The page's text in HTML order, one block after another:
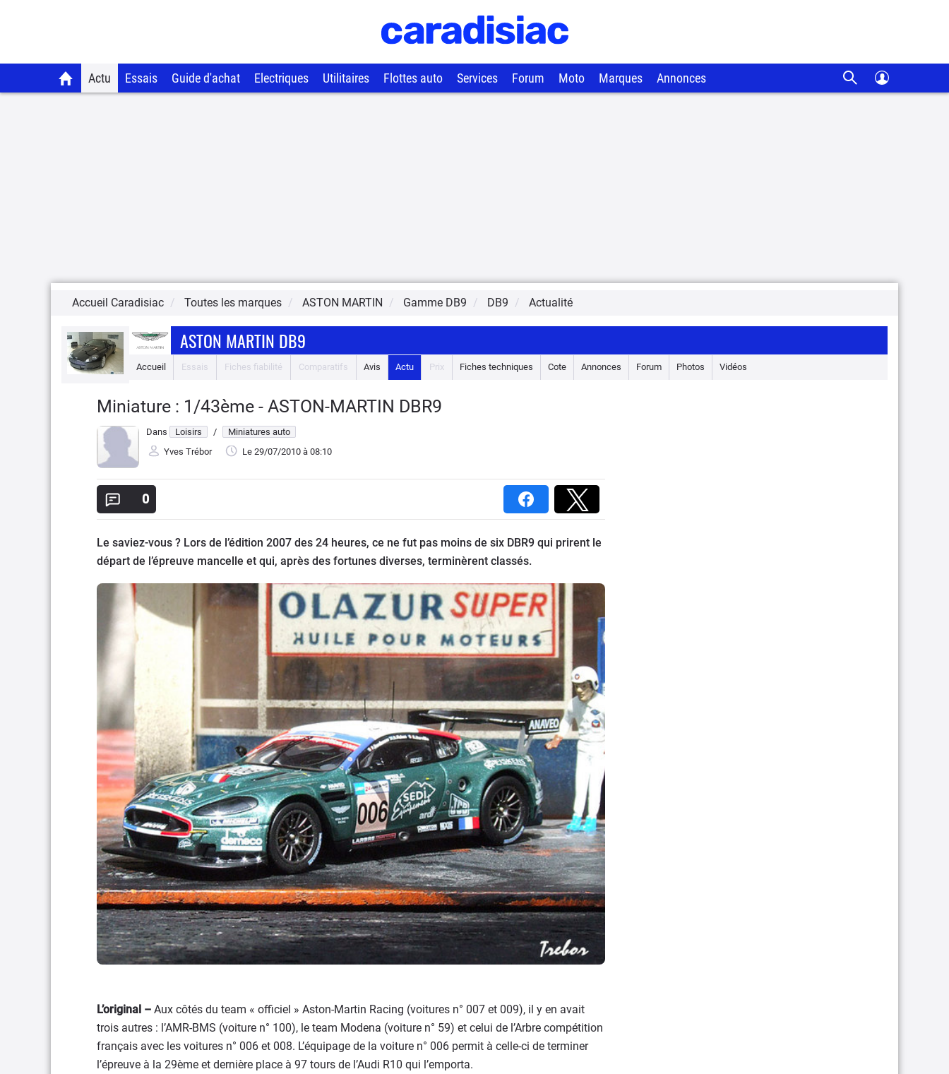
Actu Essais Guide d'achat Electriques Utilitaires Flottes auto Services Forum Moto Marques Annonces
Accueil Caradisiac Toutes les marques ASTON MARTIN Gamme DB9 DB9 Actualité
ASTON MARTIN DB9
Accueil Essais Fiches fiabilité Comparatifs Avis Actu Prix Fiches techniques Cote Annonces Forum Photos Vidéos
Miniature : 1/43ème - ASTON-MARTIN DBR9
Dans Loisirs /
Miniatures auto
Yves Trébor
Le 29/07/2010 à 08:10
0
Le saviez-vous ? Lors de l’édition 2007 des 24 heures, ce ne fut pas moins de six DBR9 qui prirent le
départ de l’épreuve mancelle et qui, après des fortunes diverses, terminèrent classés.
L’original – Aux côtés du team « officiel » Aston-Martin Racing (voitures n° 007 et 009), il y en avait
trois autres : l’AMR-BMS (voiture n° 100), le team Modena (voiture n° 59) et celui de l’Arbre compétition
français avec les voitures n° 006 et 008. L’équipage de la voiture n° 006 permit à celle-ci de terminer
l’épreuve à la 29ème et dernière place à 97 tours de l’Audi R10 qui l’emporta.